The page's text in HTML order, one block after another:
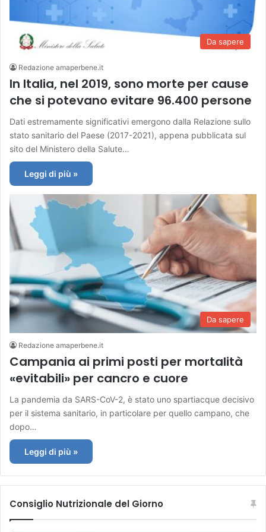
Da sapere
Redazione amaperbene.it
In Italia, nel 2019, sono morte per cause
che si potevano evitare 96.400 persone
Dati estremamente significativi emergono dalla Relazione sullo
stato sanitario del Paese (2017-2021), appena pubblicata sul
sito del Ministero della Salute…
Leggi di più »
Da sapere
Redazione amaperbene.it
Campania ai primi posti per mortalità
«evitabili» per cancro e cuore
La pandemia da SARS-CoV-2, è stato uno spartiacque decisivo
per il sistema sanitario, in particolare per quello campano, che
dopo…
Leggi di più »
Consiglio Nutrizionale del Giorno